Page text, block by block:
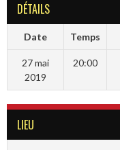
DÉTAILS
Date Temps
27 mai
2019
20:00
LIEU